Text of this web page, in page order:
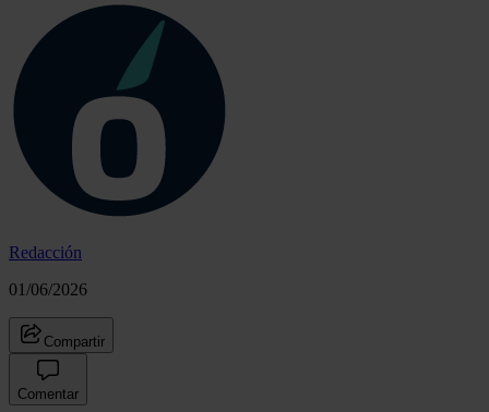
Redacción
01/06/2026
Compartir
Comentar